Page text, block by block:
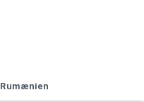
Rumænien